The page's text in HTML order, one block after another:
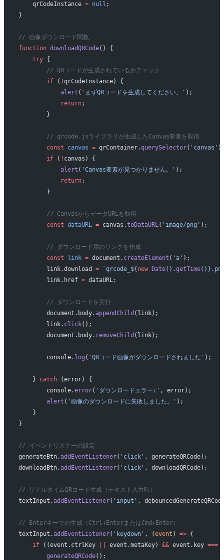
    qrCodeInstance
= null ;
}
// 画像ダウンロード関数
function downloadQRCode() {
    try
{
        // QRコードが生成されているかチェック
        if
( !qrCodeInstance) {
            alert
( 'まずQRコードを生成してください。' );
            return
;
        }
        // qrcode.jsライブラリが生成したCanvas要素を取得
        const
canvas = qrContainer.querySelector( 'canvas'
        if
( ! canvas) {
            alert
( 'Canvas要素が見つかりません。' );
            return
;
        }
        // CanvasからデータURLを取得
        const
dataURL = canvas.toDataURL( 'image/png' );
        // ダウンロード用のリンクを作成
        const
link = document. createElement ( 'a' );
        link.download
= `qrcode_${new Date().getTime()
        link.href
= dataURL;
        // ダウンロードを実行
        document.body.
appendChild (link);
        link.
click();
        document.body.
removeChild (link);
        console.
log ( 'QRコード画像がダウンロードされました' );
    }
catch (error) {
        console.
error( 'ダウンロードエラー:' , error);
        alert
( '画像のダウンロードに失敗しました。' );
    }
}
// イベントリスナーの設定
generateBtn.addEventListener( 'click' , generateQRCode);
downloadBtn.addEventListener( 'click' , downloadQRCode);
// リアルタイムQRコード生成（テキスト入力時）
textInput.addEventListener( 'input' ,
// Enterキーでの生成（Ctrl+EnterまたはCmd+Enter）
textInput.addEventListener( 'keydown' , (event ) => {
    if
((event.ctrlKey event.metaKey) && event.key ===
        generateQRCode
();